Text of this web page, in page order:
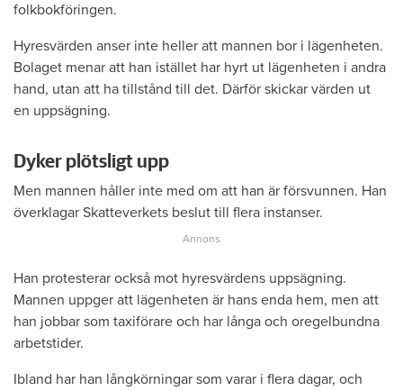
folkbokföringen.
Hyresvärden anser inte heller att mannen bor i lägenheten.
Bolaget menar att han istället har hyrt ut lägenheten i andra
hand, utan att ha tillstånd till det. Därför skickar värden ut
en uppsägning.
Dyker plötsligt upp
Men mannen håller inte med om att han är försvunnen. Han
överklagar Skatteverkets beslut till flera instanser.
Han protesterar också mot hyresvärdens uppsägning.
Mannen uppger att lägenheten är hans enda hem, men att
han jobbar som taxiförare och har långa och oregelbundna
arbetstider.
Ibland har han långkörningar som varar i flera dagar, och